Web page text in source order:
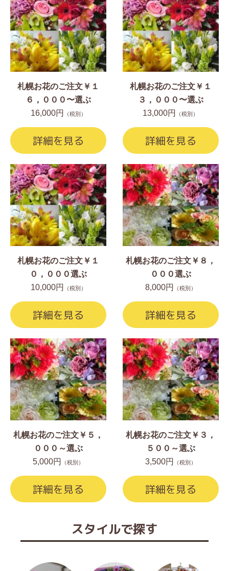
札幌お花のご注文￥１
６，０００〜選ぶ
16,000円
（税別）
詳細を見る
札幌お花のご注文￥１
３，０００〜選ぶ
13,000円
（税別）
詳細を見る
札幌お花のご注文￥１
０，０００選ぶ
10,000円
（税別）
詳細を見る
札幌お花のご注文￥８，
０００選ぶ
8,000円
（税別）
詳細を見る
札幌お花のご注文￥５，
０００～選ぶ
5,000円
（税別）
詳細を見る
札幌お花のご注文￥３，
５００～選ぶ
3,500円
（税別）
詳細を見る
スタイルで探す